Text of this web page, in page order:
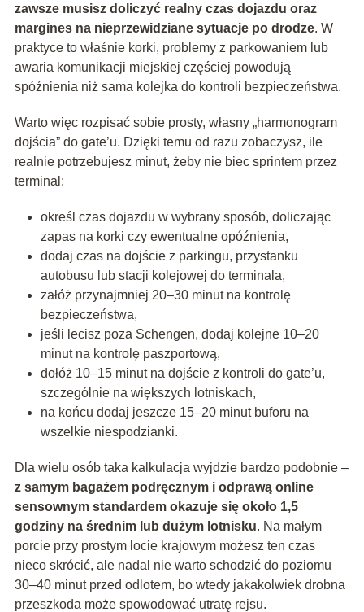
zawsze musisz doliczyć realny czas dojazdu oraz
margines na nieprzewidziane sytuacje po drodze. W
praktyce to właśnie korki, problemy z parkowaniem lub
awaria komunikacji miejskiej częściej powodują
spóźnienia niż sama kolejka do kontroli bezpieczeństwa.
Warto więc rozpisać sobie prosty, własny „harmonogram
dojścia” do gate’u. Dzięki temu od razu zobaczysz, ile
realnie potrzebujesz minut, żeby nie biec sprintem przez
terminal:
określ czas dojazdu w wybrany sposób, doliczając
zapas na korki czy ewentualne opóźnienia,
dodaj czas na dojście z parkingu, przystanku
autobusu lub stacji kolejowej do terminala,
załóż przynajmniej 20–30 minut na kontrolę
bezpieczeństwa,
jeśli lecisz poza Schengen, dodaj kolejne 10–20
minut na kontrolę paszportową,
dołóż 10–15 minut na dojście z kontroli do gate’u,
szczególnie na większych lotniskach,
na końcu dodaj jeszcze 15–20 minut buforu na
wszelkie niespodzianki.
Dla wielu osób taka kalkulacja wyjdzie bardzo podobnie –
z samym bagażem podręcznym i odprawą online
sensownym standardem okazuje się około 1,5
godziny na średnim lub dużym lotnisku. Na małym
porcie przy prostym locie krajowym możesz ten czas
nieco skrócić, ale nadal nie warto schodzić do poziomu
30–40 minut przed odlotem, bo wtedy jakakolwiek drobna
przeszkoda może spowodować utratę rejsu.